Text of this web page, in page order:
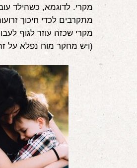
מקרי. לדוגמא, כשהילד
מתקרבים לכדי חיכוך
מקרי שכזה עוזר לגוף
(ויש מחקר מוח נפלא על